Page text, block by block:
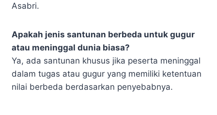
Asabri.
Apakah jenis santunan berbeda untuk gugur
atau meninggal dunia biasa?
Ya, ada santunan khusus jika peserta meninggal
dalam tugas atau gugur yang memiliki ketentuan
nilai berbeda berdasarkan penyebabnya.